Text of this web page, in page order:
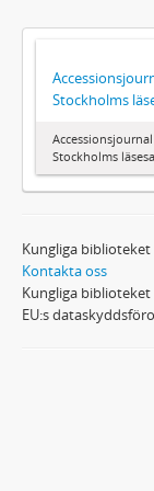
Stockholms
Stockholms
Kungliga biblioteket
Kontakta oss
Kungliga
EU:s